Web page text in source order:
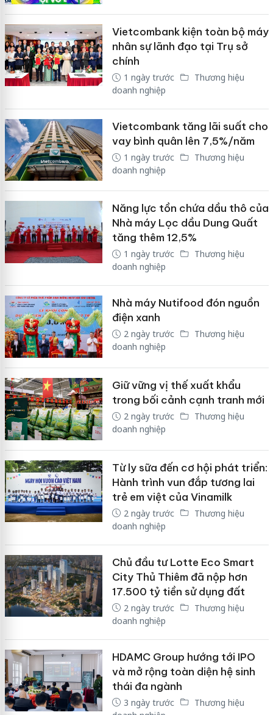
Vietcombank kiện toàn bộ máy
nhân sự lãnh đạo tại Trụ sở
chính
1 ngày trước
Thương hiệu
doanh nghiệp
Vietcombank tăng lãi suất cho
vay bình quân lên 7,5%/năm
1 ngày trước
Thương hiệu
doanh nghiệp
Năng lực tồn chứa dầu thô của
Nhà máy Lọc dầu Dung Quất
tăng thêm 12,5%
1 ngày trước
Thương hiệu
doanh nghiệp
Nhà máy Nutifood đón nguồn
điện xanh
2 ngày trước
Thương hiệu
doanh nghiệp
Giữ vững vị thế xuất khẩu
trong bối cảnh cạnh tranh mới
2 ngày trước
Thương hiệu
doanh nghiệp
Từ ly sữa đến cơ hội phát triển:
Hành trình vun đắp tương lai
trẻ em việt của Vinamilk
2 ngày trước
Thương hiệu
doanh nghiệp
Chủ đầu tư Lotte Eco Smart
City Thủ Thiêm đã nộp hơn
17.500 tỷ tiền sử dụng đất
2 ngày trước
Thương hiệu
doanh nghiệp
HDAMC Group hướng tới IPO
và mở rộng toàn diện hệ sinh
thái đa ngành
3 ngày trước
Thương hiệu